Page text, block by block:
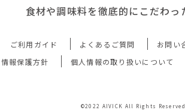
食材や調味料を徹底的にこだわっ
ご利用ガイド よくあるご質問 お問い
報保護方針
個人情報の取り扱いについて
©2022 AIVICK All Rights